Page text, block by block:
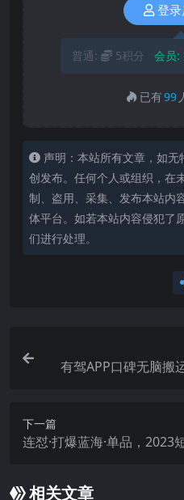
登录
普通: 5积分 会员:
已有99
声明：本站所有文章，如
创发布。任何个人或组织，在
制、盗用、采集、发布本站内
体平台。如若本站内容侵犯了
们进行处理。
有驾APP口碑无脑搬
下一篇
连怼·打爆蓝海·单品，2023
相关文章